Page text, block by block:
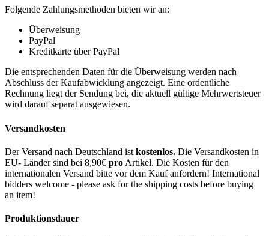
Folgende Zahlungsmethoden bieten wir an:
Überweisung
PayPal
Kreditkarte über PayPal
Die entsprechenden Daten für die Überweisung werden nach
Abschluss der Kaufabwicklung angezeigt. Eine ordentliche
Rechnung liegt der Sendung bei, die aktuell gültige Mehrwertsteuer
wird darauf separat ausgewiesen.
Versandkosten
Der Versand nach Deutschland ist kostenlos. Die Versandkosten in
EU- Länder sind bei 8,90€ pro Artikel. Die Kosten für den
internationalen Versand bitte vor dem Kauf anfordern! International
bidders welcome - please ask for the shipping costs before buying
an item!
Produktionsdauer